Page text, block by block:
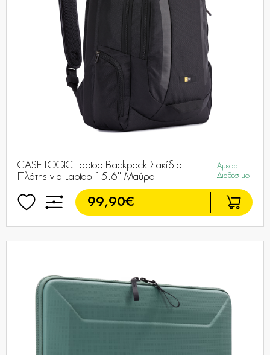
CASE LOGIC Laptop Backpack Σακίδιο
Πλάτης για Laptop 15.6'' Μαύρο
Άμεσα
Διαθέσιμο
99,90€